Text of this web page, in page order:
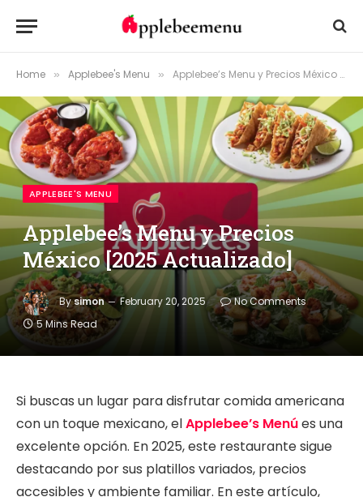
Home » Applebee's Menu » Applebee’s Menu y Precios México [2025 Actualizado]
APPLEBEE'S MENU
Applebee’s Menu y Precios
México [2025 Actualizado]
Bysimon February 20, 2025
No Comments
5 Mins Read
Si buscas un lugar para disfrutar comida americana
con un toque mexicano, elApplebee’s Menúes una
excelente opción. En 2025, este restaurante sigue
destacando por sus platillos variados, precios
accesibles y ambiente familiar. En este artículo,